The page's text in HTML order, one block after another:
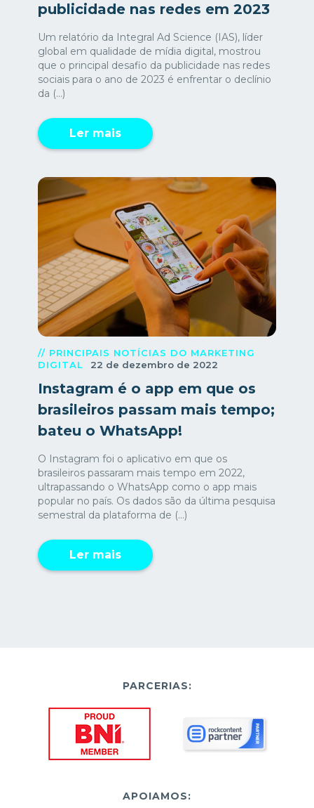
publicidade nas redes em 2023
Um relatório da Integral Ad Science (IAS), líder
global em qualidade de mídia digital, mostrou
que o principal desafio da publicidade nas redes
sociais para o ano de 2023 é enfrentar o declínio
da (...)
Ler mais
// PRINCIPAIS NOTÍCIAS DO MARKETING
DIGITAL
22 de dezembro de 2022
Instagram é o app em que os
brasileiros passam mais tempo;
bateu o WhatsApp!
O Instagram foi o aplicativo em que os
brasileiros passaram mais tempo em 2022,
ultrapassando o WhatsApp como o app mais
popular no país. Os dados são da última pesquisa
semestral da plataforma de (...)
Ler mais
PARCERIAS:
APOIAMOS: